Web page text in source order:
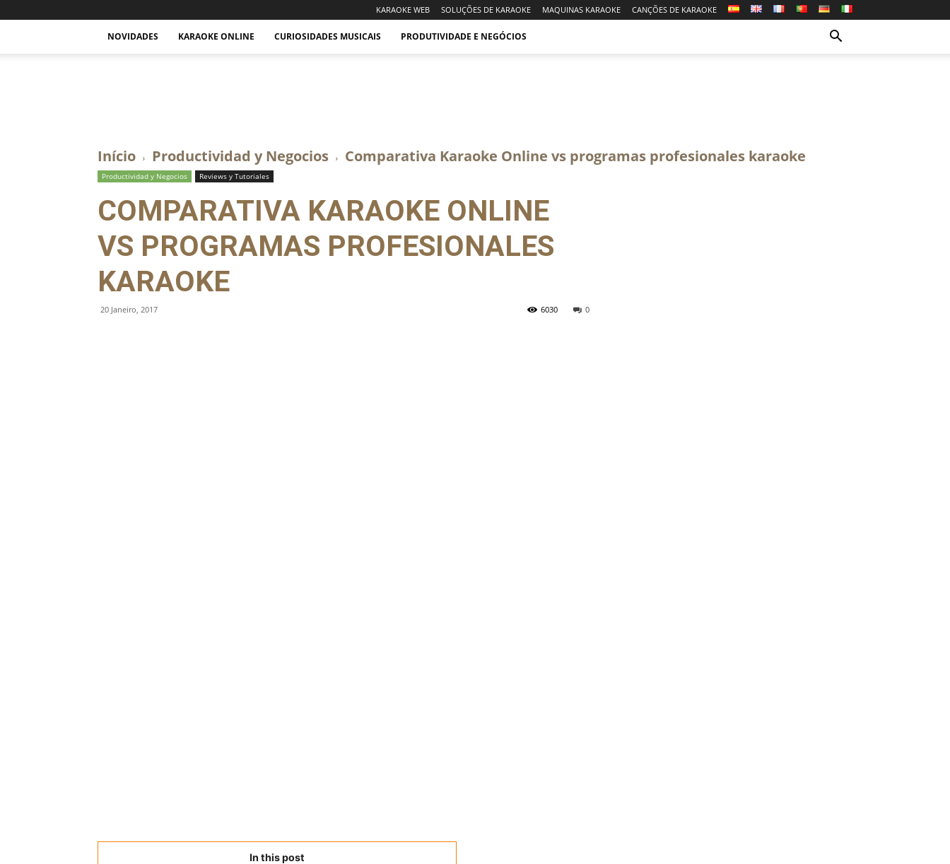
KARAOKE WEB SOLUÇÕES DE KARAOKE MAQUINAS KARAOKE CANÇÕES DE KARAOKE
NOVIDADES KARAOKE ONLINE CURIOSIDADES MUSICAIS PRODUTIVIDADE E NEGÓCIOS
Início Productividad y Negocios Comparativa Karaoke Online vs programas profesionales karaoke
Productividad y Negocios Reviews y Tutoriales
COMPARATIVA KARAOKE ONLINE
VS PROGRAMAS PROFESIONALES
KARAOKE
20 Janeiro, 2017 0
6030
In this post